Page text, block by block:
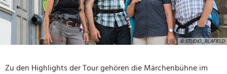
© STUDIO_BLAFIELD
Zu den Highlights der Tour gehören die Märchenbühne im